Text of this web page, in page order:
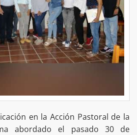
en la Acción Pastoral de la
abordado el pasado 30 de